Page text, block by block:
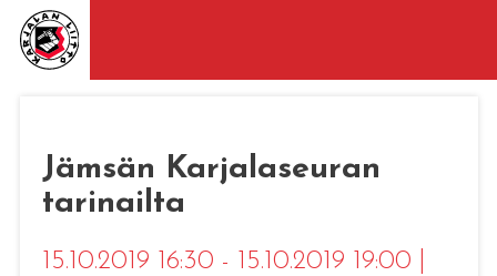
Jämsän Karjalaseuran
tarinailta
15.10.2019 16:30 - 15.10.2019 19:00